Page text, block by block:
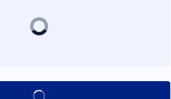
Κλείσε ραντεβού